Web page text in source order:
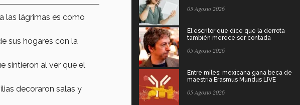
las lágrimas es como
sus hogares con la
sintieron al ver que el
decoraron salas y
05 Agosto 2026
El escritor que dice que la derrota
también merece ser contada
05 Agosto 2026
Entre miles: mexicana gana beca de
maestría Erasmus Mundus LIVE
05 Agosto 2026